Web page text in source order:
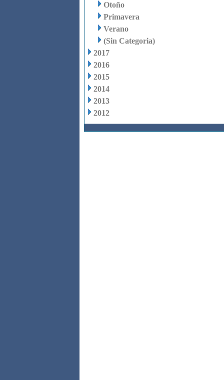
Otoño
Primavera
Verano
(Sin Categoria)
2017
2016
2015
2014
2013
2012